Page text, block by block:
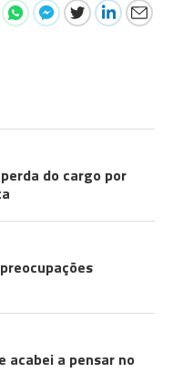
do cargo por
acabei a pensar no